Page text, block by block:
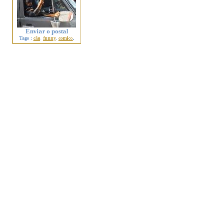
Enviar o postal
Tags : cão, funny, comico,